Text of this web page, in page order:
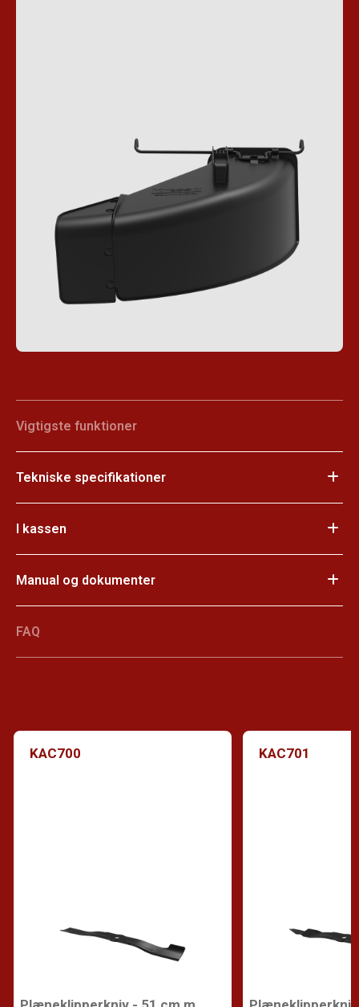
Vigtigste funktioner
Tekniske specifikationer
I kassen
Manual og dokumenter
FAQ
KAC700 KAC701